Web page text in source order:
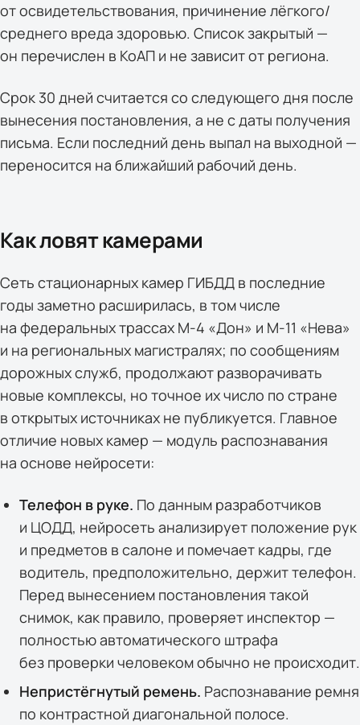
от освидетельствования, причинение лёгкого/
среднего вреда здоровью. Список закрытый —
он перечислен в КоАП и не зависит от региона.
Срок 30 дней считается со следующего дня после
вынесения постановления, а не с даты получения
письма. Если последний день выпал на выходной —
переносится на ближайший рабочий день.
Как ловят камерами
Сеть стационарных камер ГИБДД в последние
годы заметно расширилась, в том числе
на федеральных трассах М-4 «Дон» и М-11 «Нева»
и на региональных магистралях; по сообщениям
дорожных служб, продолжают разворачивать
новые комплексы, но точное их число по стране
в открытых источниках не публикуется. Главное
отличие новых камер — модуль распознавания
на основе нейросети:
Телефон в руке. По данным разработчиков
и ЦОДД, нейросеть анализирует положение рук
и предметов в салоне и помечает кадры, где
водитель, предположительно, держит телефон.
Перед вынесением постановления такой
снимок, как правило, проверяет инспектор —
полностью автоматического штрафа
без проверки человеком обычно не происходит.
Непристёгнутый ремень. Распознавание ремня
по контрастной диагональной полосе.